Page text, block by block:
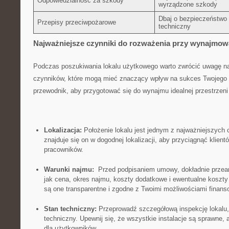
wyrządzone szkody
Przepisy przeciwpożarowe
Dbaj o
techniczny
Najważniejsze czynniki do rozważenia przy
Podczas poszukiwania lokalu użytkowego warto zwrócić uwagę
czynników, które mogą mieć znaczący wpływ⁣ na sukces
przewodnik, ⁢aby przygotować się do wynajmu idealnej
Lokalizacja: Położenie lokalu jest jednym z najważniejszych
znajduje się⁢ on w dogodnej⁤ lokalizacji, aby​ przyciągnąć
pracowników.
Warunki ⁤najmu:
Przed podpisaniem umowy, ⁢dokładnie
jak cena, okres ‌najmu, koszty dodatkowe i ewentualne⁢
są one transparentne i zgodne z ‌Twoimi możliwościami
Stan techniczny: Przeprowadź szczegółową ⁤inspekcję
techniczny. Upewnij się, że⁢ wszystkie instalacje są⁣ sprawne,